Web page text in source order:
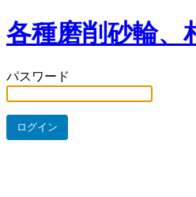
各種磨削砂輪、
パスワード